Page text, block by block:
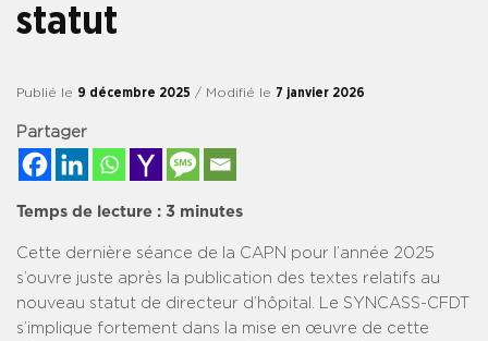
statut
Publié le 9 décembre 2025 / Modifié le 7 janvier 2026
Partager
Temps de lecture : 3 minutes
Cette dernière séance de la CAPN pour l’année 2025
s’ouvre juste après la publication des textes relatifs au
nouveau statut de directeur d’hôpital. Le SYNCASS-CFDT
s’implique fortement dans la mise en œuvre de cette